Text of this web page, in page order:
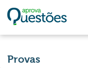
Provas